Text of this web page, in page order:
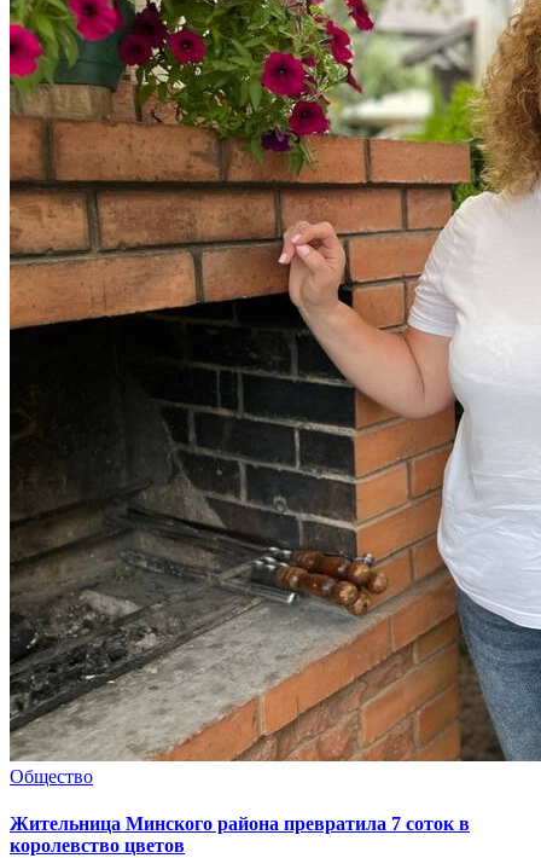
Общество
Жительница Минского района превратила 7 соток в
королевство цветов